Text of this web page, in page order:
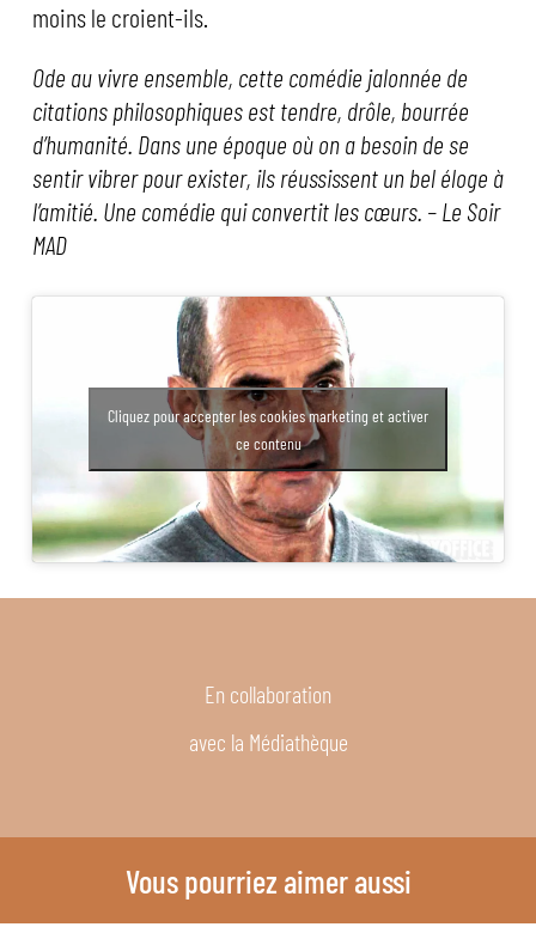
moins le croient-ils.
Ode au vivre ensemble, cette comédie jalonnée de
citations philosophiques est tendre, drôle, bourrée
d’humanité. Dans une époque où on a besoin de se
sentir vibrer pour exister, ils réussissent un bel éloge à
l’amitié. Une comédie qui convertit les cœurs. – Le Soir
MAD
Cliquez pour accepter les cookies marketing et activer
ce contenu
En collaboration
avec la Médiathèque
Vous pourriez aimer aussi